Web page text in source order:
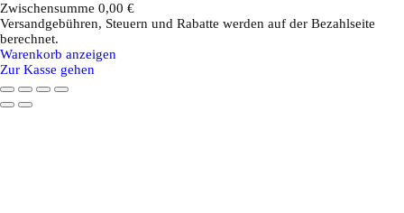
Produkte
im
Warenkorb
Zwischensumme 0,00 €
Versandgebühren, Steuern und Rabatte werden auf der Bezahlseite
berechnet.
Warenkorb anzeigen
Zur Kasse gehen